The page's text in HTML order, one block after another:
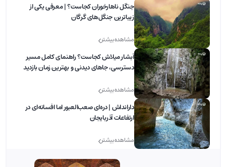
جنگل ناهارخوران کجاست؟ | معرفی یکی از
زیباترین جنگل‌های گرگان
مشاهده بیشتر
آبشار میلاش کجاست؟ راهنمای کامل مسیر
دسترسی، جاهای دیدنی و بهترین زمان بازدید
مشاهده بیشتر
دارانداش | دره‌ای صعب‌العبور اما افسانه‌ای در
ارتفاعات آذربایجان
مشاهده بیشتر